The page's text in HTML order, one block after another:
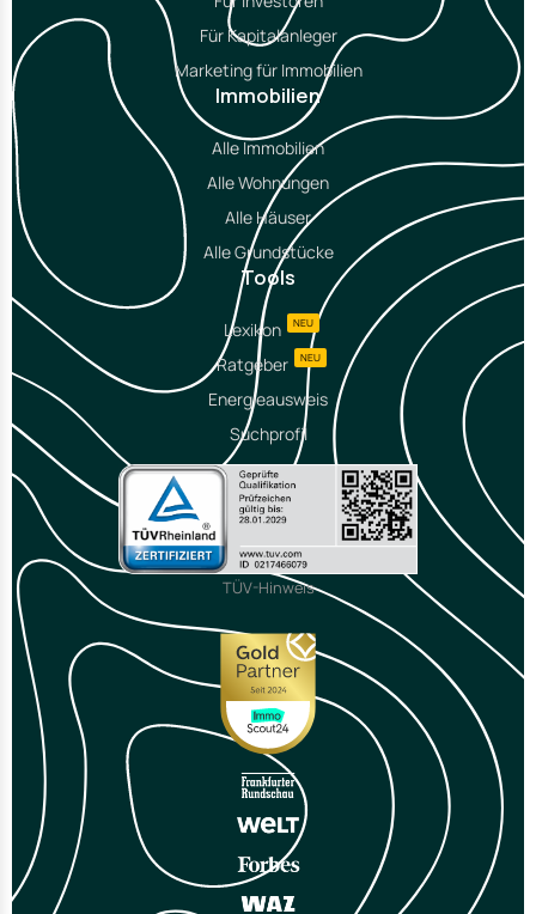
Für Kapitalanleger
Marketing für Immobilien
Immobilien
Alle Immobilien
Alle Wohnungen
Alle Häuser
Alle Grundstücke
Tools
Lexikon NEU
Ratgeber NEU
Energieausweis
Suchprofil
TÜV-Hinweis